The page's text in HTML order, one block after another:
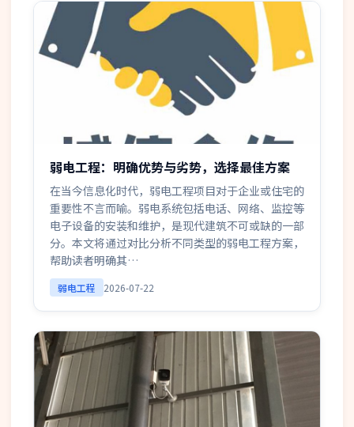
弱电工程：明确优势与劣势，选择最佳方案
在当今信息化时代，弱电工程项目对于企业或住宅的
重要性不言而喻。弱电系统包括电话、网络、监控等
电子设备的安装和维护，是现代建筑不可或缺的一部
分。本文将通过对比分析不同类型的弱电工程方案，
帮助读者明确其…
弱电工程 2026-07-22